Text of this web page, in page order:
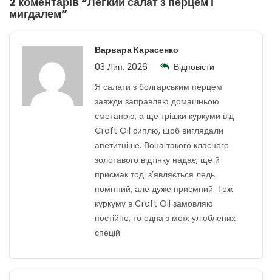
мигдалем”
Варвара Карасенко
03 Лип, 2026
Відповісти
Я салати з болгарським перцем
завжди заправляю домашньою
сметаною, а ще трішки куркуми від
Craft Oil сиплю, щоб виглядали
апетитніше. Вона такого класного
золотавого відтінку надає, ще й
присмак тоді з’являється ледь
помітний, але дуже приємний. Тож
куркуму в Craft Oil замовляю
постійно, то одна з моїх улюблених
спецій